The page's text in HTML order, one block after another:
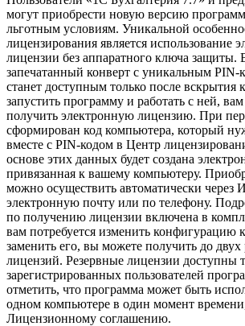
могут приобрести новую версию
льготным условиям. Уникальной
лицензирования является использование
лицензии без аппаратного ключа защиты.
запечатанный конверт с уникальным PIN-
станет доступным только после вскрытия
запустить программу и работать с ней,
получить электронную лицензию. При
сформирован код компьютера, который
вместе с PIN-кодом в Центр
основе этих данных будет создана
привязанная к вашему компьютеру.
можно осуществить автоматически через
электронную почту или по телефону.
по получению лицензии включена в
вам потребуется изменить конфигурацию
заменить его, вы можете получить до двух
лицензий. Резервные лицензии доступны
зарегистрированных пользователей
отметить, что программа может быть
одном компьютере в один момент
Лицензионному соглашению.